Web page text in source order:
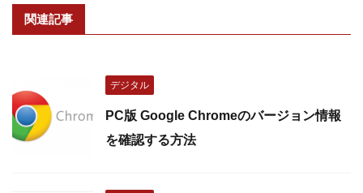
関連記事
デジタル
PC版 Google Chromeのバージョン情報
を確認する方法